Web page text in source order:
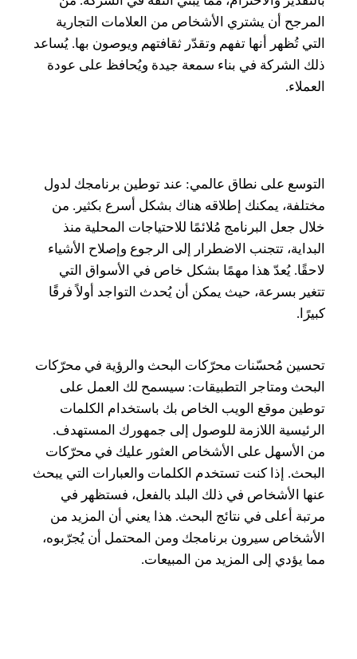
المرجح أن يشتري الأشخاص من العلامات التجارية
التي تُظهر أنها تفهم وتقدّر ثقافتهم ويوصون بها. يُساعد
ذلك الشركة في بناء سمعة جيدة ويُحافظ على عودة
العملاء.
التوسع على نطاق عالمي: عند توطين برنامجك لدول
مختلفة، يمكنك إطلاقه هناك بشكل أسرع بكثير. من
خلال جعل البرنامج مُلائمًا للاحتياجات المحلية منذ
البداية، تتجنب الاضطرار إلى الرجوع وإصلاح الأشياء
لاحقًا. يُعدّ هذا مهمًا بشكل خاص في الأسواق التي
تتغير بسرعة، حيث يمكن أن يُحدث التواجد أولاً فرقًا
كبيرًا.
تحسين مُحسّنات محرّكات البحث والرؤية في محرّكات
البحث ومتاجر التطبيقات: سيسمح لك العمل على
توطين موقع الويب الخاص بك باستخدام الكلمات
الرئيسية اللازمة للوصول إلى جمهورك المستهدف.
من الأسهل على الأشخاص العثور عليك في محرّكات
البحث. إذا كنت تستخدم الكلمات والعبارات التي يبحث
عنها الأشخاص في ذلك البلد بالفعل، فستظهر في
مرتبة أعلى في نتائج البحث. هذا يعني أن المزيد من
الأشخاص سيرون برنامجك ومن المحتمل أن يُجرّبوه،
مما يؤدي إلى المزيد من المبيعات.